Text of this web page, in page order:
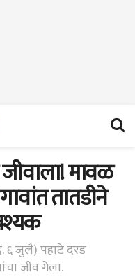
मावळ
तातडीने
६ जुलै) पहाटे दरड
जीव गेला.